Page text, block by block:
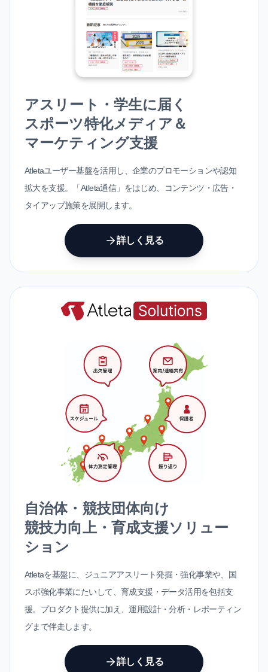
アスリート・学生に届く
スポーツ特化メディア＆
マーケティング支援
Atletaユーザー基盤を活用し、企業のプロモーションや認知
拡大を支援。「Atleta通信」をはじめ、コンテンツ・広告・
タイアップ施策を展開します。
詳しく見る
自治体・競技団体向け
競技力向上・育成支援ソリュー
ション
Atletaを基盤に、ジュニアアスリート発掘・強化事業や、国
スポ強化事業にたいして、育成支援・データ活用を包括支
援。プロダクト提供に加え、運用設計・分析・レポーティン
グまで伴走します。
詳しく見る